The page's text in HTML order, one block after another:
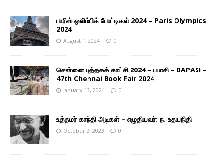
பாரிஸ் ஒலிம்பிக் போட்டிகள் 2024 – Paris Olympics
2024
August 1, 2024 0
சென்னை புத்தகக் காட்சி 2024 – பபாசி – BAPASI –
47th Chennai Book Fair 2024
January 13, 2024 0
உத்தமர் காந்தி அடிகள் – எழுதியவர்: ந. உதயநிதி
October 2, 2023 0